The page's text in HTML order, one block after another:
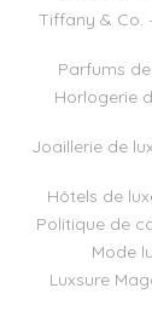
Tiffany & Co.
Parfums
Horlogerie
Joaillerie de
Hôtels de
Politique de
Mode
Luxsure